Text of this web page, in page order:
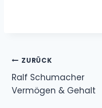
ZURÜCK
Ralf Schumacher
Vermögen & Gehalt